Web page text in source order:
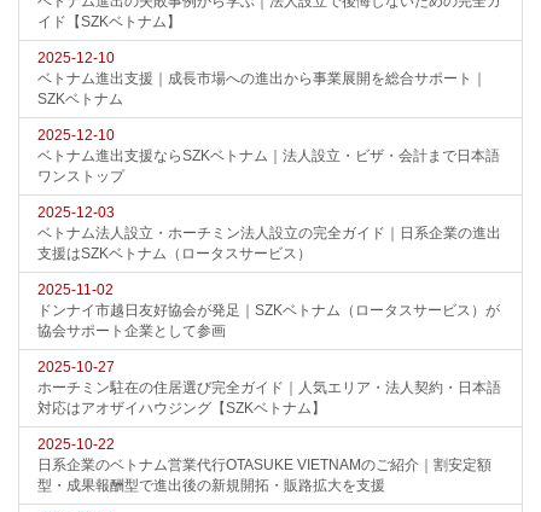
イド【SZKベトナム】
2025-12-10
ベトナム進出支援｜成長市場への進出から事業展開を総合サポート｜
SZKベトナム
2025-12-10
ベトナム進出支援ならSZKベトナム｜法人設立・ビザ・会計まで日本語
ワンストップ
2025-12-03
ベトナム法人設立・ホーチミン法人設立の完全ガイド｜日系企業の進出
支援はSZKベトナム（ロータスサービス）
2025-11-02
ドンナイ市越日友好協会が発足｜SZKベトナム（ロータスサービス）が
協会サポート企業として参画
2025-10-27
ホーチミン駐在の住居選び完全ガイド｜人気エリア・法人契約・日本語
対応はアオザイハウジング【SZKベトナム】
2025-10-22
日系企業のベトナム営業代行OTASUKE VIETNAMのご紹介｜割安定額
型・成果報酬型で進出後の新規開拓・販路拡大を支援